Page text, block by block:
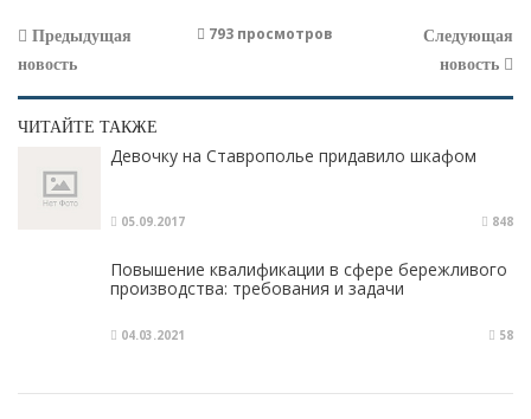
Предыдущая
новость
793 просмотров
Следующая
новость
ЧИТАЙТЕ ТАКЖЕ
Девочку на Ставрополье придавило шкафом
05.09.2017 848
Повышение квалификации в сфере бережливого
производства: требования и задачи
04.03.2021 58